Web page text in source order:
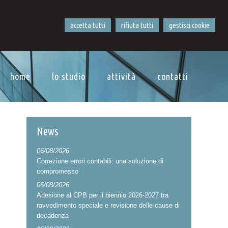
accetta tutti rifiuta tutti gestisci cookie
home lo studio attività contatti
News
06/08/2026
Correzione errori contabili: una soluzione di
compromesso
06/08/2026
Adesione al CPB per il biennio 2026-2027 tra
ravvedimento speciale e revisione delle cause di
decadenza